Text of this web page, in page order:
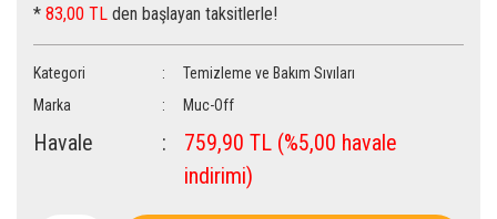
* 83,00 TL den başlayan taksitlerle!
Kategori
Temizleme ve Bakım Sıvıları
Marka
Muc-Off
Havale
759,90 TL (%5,00 havale
indirimi)